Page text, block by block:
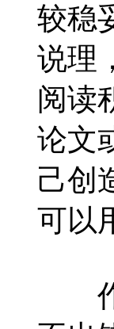
较稳
说理
阅读
论文
己创
可以
作